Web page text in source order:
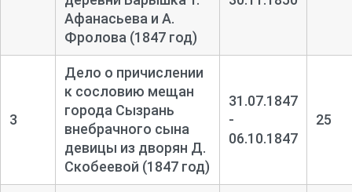
Афанасьева и А.
Фролова (1847 год)
3
Дело о причислении
к сословию мещан
города Сызрань
внебрачного сына
девицы из дворян Д.
Скобеевой (1847 год)
31.07.1847
-
06.10.1847
25